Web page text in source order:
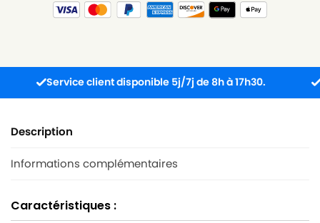
Service client disponible 5j/7j de 8h à 17h30.
Description
Informations complémentaires
Caractéristiques :